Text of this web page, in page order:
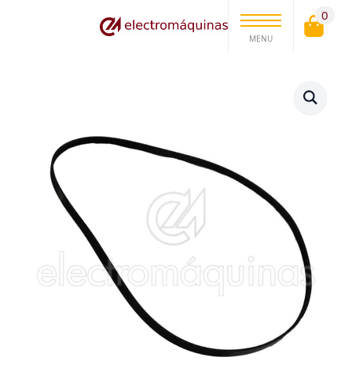
MENU
0